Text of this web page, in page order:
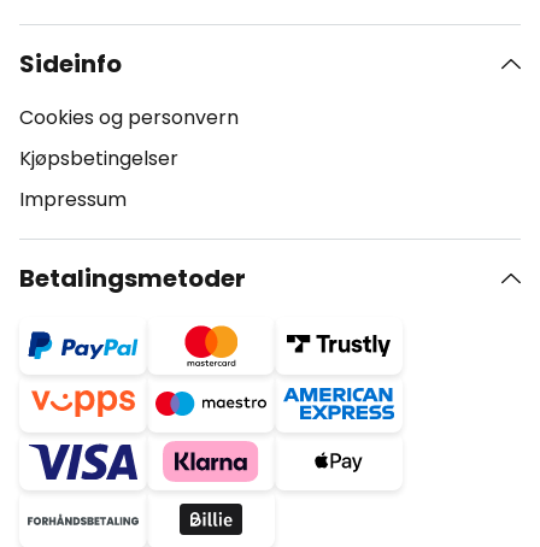
Sideinfo
Cookies og personvern
Kjøpsbetingelser
Impressum
Betalingsmetoder